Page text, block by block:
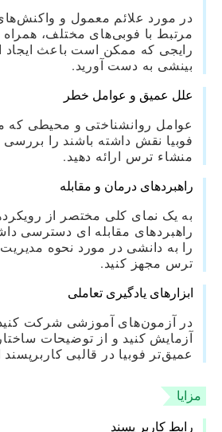
در مورد علائم معمول و
مرتبط با فوبی‌های مختلف،
رایجی که ممکن است باعث ایجاد
بینشی به دست آورید.
علل عمیق و عوامل خطر
عوامل روانشناختی و محیطی که
فوبیا نقش داشته باشند را بررسی
منشاء ترس ارائه دهید.
راهبردهای درمان و مقابله
به یک نمای کلی مختصر از
راهبردهای مقابله ای دسترسی
را به دانشی در مورد نحوه
ترس مجهز کنید.
ابزارهای یادگیری تعاملی
در آزمون‌های آموزشی شرکت کنید
آزمایش کنید و از توضیحات
عمیق‌تر فوبیا در قالبی کاربرپسند
مزایا
رابط کاربر پسند